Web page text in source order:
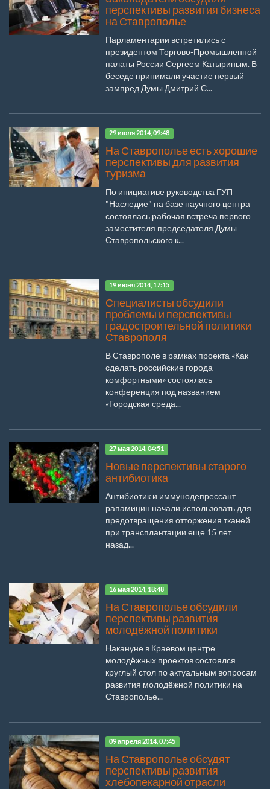
перспективы развития бизнеса
на Ставрополье
Парламентарии встретились с
президентом Торгово-Промышленной
палаты России Сергеем Катыриным. В
беседе принимали участие первый
зампред Думы Дмитрий С...
29 июля 2014, 09:48
На Ставрополье есть хорошие
перспективы для развития
туризма
По инициативе руководства ГУП
"Наследие" на базе научного центра
состоялась рабочая встреча первого
заместителя председателя Думы
Ставропольского к...
19 июня 2014, 17:15
Специалисты обсудили
проблемы и перспективы
градостроительной политики
Ставрополя
В Ставрополе в рамках проекта «Как
сделать российские города
комфортными» состоялась
конференция под названием
«Городская среда...
27 мая 2014, 04:51
Новые перспективы старого
антибиотика
Антибиотик и иммунодепрессант
рапамицин начали использовать для
предотвращения отторжения тканей
при трансплантации еще 15 лет
назад...
16 мая 2014, 18:48
На Ставрополье обсудили
перспективы развития
молодёжной политики
Накануне в Краевом центре
молодёжных проектов состоялся
круглый стол по актуальным вопросам
развития молодёжной политики на
Ставрополье...
09 апреля 2014, 07:45
На Ставрополье обсудят
перспективы развития
хлебопекарной отрасли